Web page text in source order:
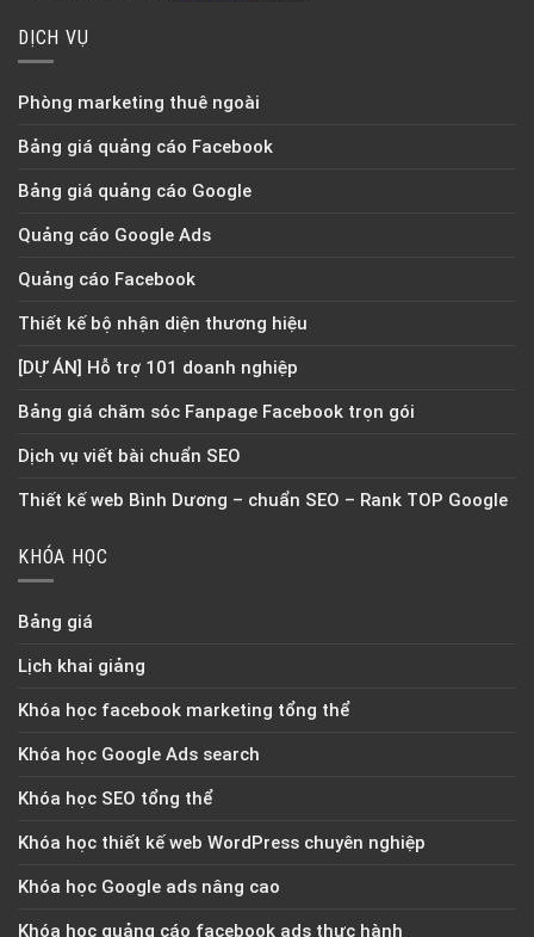
DỊCH VỤ
Phòng marketing thuê ngoài
Bảng giá quảng cáo Facebook
Bảng giá quảng cáo Google
Quảng cáo Google Ads
Quảng cáo Facebook
Thiết kế bộ nhận diện thương hiệu
[DỰ ÁN] Hỗ trợ 101 doanh nghiệp
Bảng giá chăm sóc Fanpage Facebook trọn gói
Dịch vụ viết bài chuẩn SEO
Thiết kế web Bình Dương – chuẩn SEO – Rank TOP Google
KHÓA HỌC
Bảng giá
Lịch khai giảng
Khóa học facebook marketing tổng thể
Khóa học Google Ads search
Khóa học SEO tổng thể
Khóa học thiết kế web WordPress chuyên nghiệp
Khóa học Google ads nâng cao
Khóa học quảng cáo facebook ads thực hành